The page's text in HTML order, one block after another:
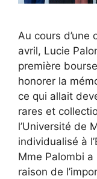
Au cours d’une
avril, Lucie
première
honorer la
ce qui allait
rares et
l’Université de
individualisé à
Mme Palombi
raison de